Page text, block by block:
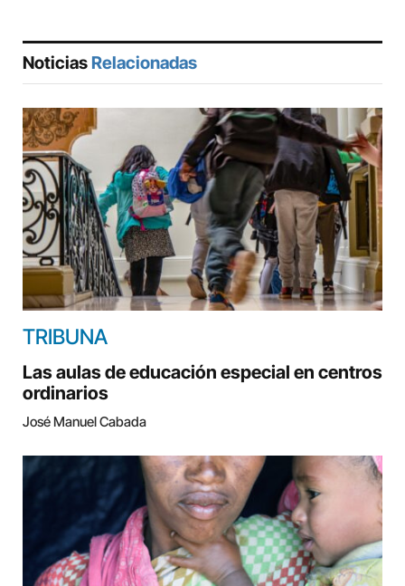
Noticias Relacionadas
TRIBUNA
Las aulas de educación especial en centros
ordinarios
José Manuel Cabada